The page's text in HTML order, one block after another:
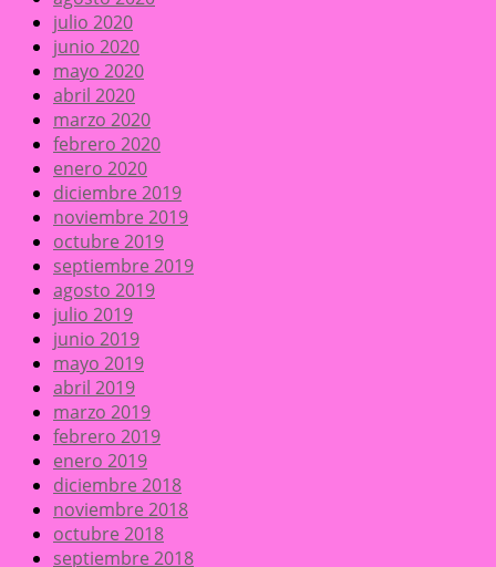
julio 2020
junio 2020
mayo 2020
abril 2020
marzo 2020
febrero 2020
enero 2020
diciembre 2019
noviembre 2019
octubre 2019
septiembre 2019
agosto 2019
julio 2019
junio 2019
mayo 2019
abril 2019
marzo 2019
febrero 2019
enero 2019
diciembre 2018
noviembre 2018
octubre 2018
septiembre 2018